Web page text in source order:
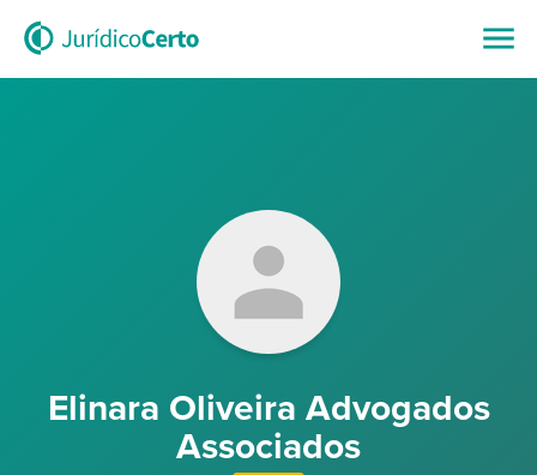
Elinara Oliveira Advogados
Associados